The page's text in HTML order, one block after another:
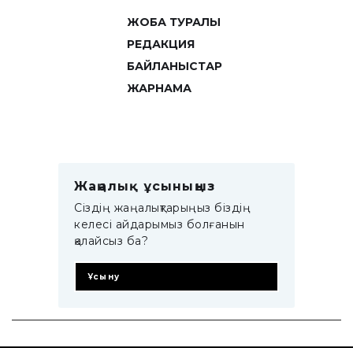
ЖОБА ТУРАЛЫ
РЕДАКЦИЯ
БАЙЛАНЫСТАР
ЖАРНАМА
Жаңалық ұсыныңыз
Сіздің жаңалықтарыңыз біздің
келесі айдарымыз болғанын
қалайсыз ба?
Ұсыну